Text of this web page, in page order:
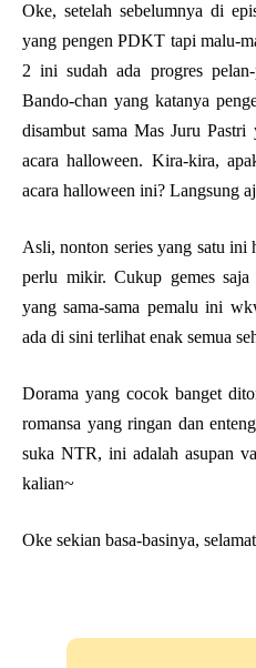
Oke, setelah sebelumnya di
yang pengen PDKT tapi malu-
2 ini sudah ada progres
Bando-chan yang katanya
disambut sama Mas Juru
acara halloween. Kira-kira,
acara halloween ini? Langsung
Asli, nonton series yang satu ini
perlu mikir. Cukup gemes
yang sama-sama pemalu ini
ada di sini terlihat enak semua
Dorama yang cocok banget
romansa yang ringan dan
suka NTR, ini adalah asupan
kalian~
Oke sekian basa-basinya,